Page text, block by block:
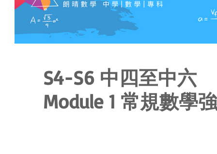
S4-S6 中四至中六
Module 1 常規數學